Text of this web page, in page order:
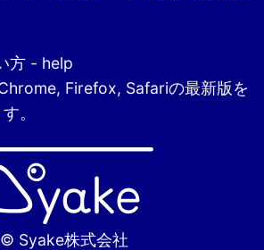
方 - help
Firefox, Safariの最新版を
。
© Syake株式会社